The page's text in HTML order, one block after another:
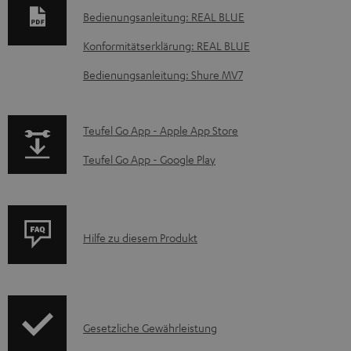
u
m
e
t
z
H
n
Bedienungsanleitung: REAL BLUE
Konformitätserklärung: REAL BLUE
Bedienungsanleitung: Shure MV7
p
a
p
d
Teufel Go App - Apple App Store
Teufel Go App - Google Play
P
u
Hilfe zu diesem Produkt
IGesetzliche Gewährleistung